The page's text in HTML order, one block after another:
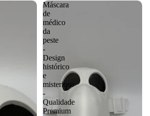
Máscara
de
médico
da
peste
-
Design
histórico
e
misterioso
-
Qualidade
Premium